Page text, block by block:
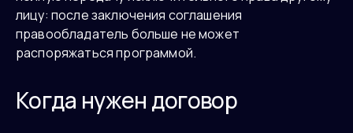
лицу: после заключения соглашения
правообладатель больше не может
распоряжаться программой.
Когда нужен договор